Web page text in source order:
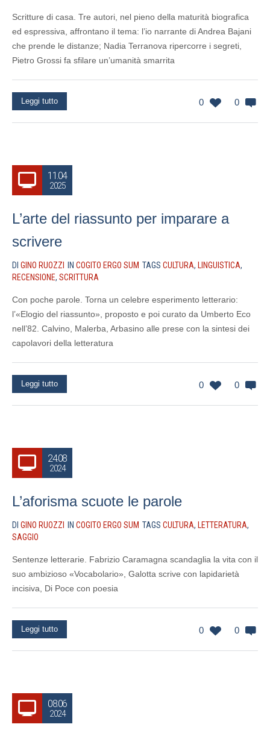
Scritture di casa. Tre autori, nel pieno della maturità biografica
ed espressiva, affrontano il tema: l’io narrante di Andrea Bajani
che prende le distanze; Nadia Terranova ripercorre i segreti,
Pietro Grossi fa sfilare un’umanità smarrita
0 0
Leggi tutto
11.04
2025
L’arte del riassunto per imparare a
scrivere
DI GINO RUOZZI IN COGITO ERGO SUM TAGS CULTURA, LINGUISTICA,
RECENSIONE, SCRITTURA
Con poche parole. Torna un celebre esperimento letterario:
l’«Elogio del riassunto», proposto e poi curato da Umberto Eco
nell’82. Calvino, Malerba, Arbasino alle prese con la sintesi dei
capolavori della letteratura
0 0
Leggi tutto
24.08
2024
L’aforisma scuote le parole
DI GINO RUOZZI IN COGITO ERGO SUM TAGS CULTURA, LETTERATURA,
SAGGIO
Sentenze letterarie. Fabrizio Caramagna scandaglia la vita con il
suo ambizioso «Vocabolario», Galotta scrive con lapidarietà
incisiva, Di Poce con poesia
0 0
Leggi tutto
08.06
2024